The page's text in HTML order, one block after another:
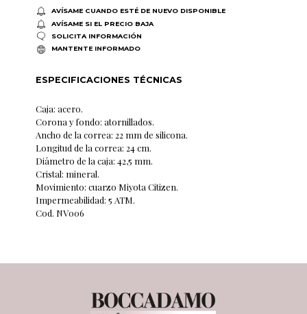
AVÍSAME CUANDO ESTÉ DE NUEVO DISPONIBLE
AVÍSAME SI EL PRECIO BAJA
SOLICITA INFORMACIÓN
MANTENTE INFORMADO
ESPECIFICACIONES TÉCNICAS
Caja: acero.
Corona y fondo: atornillados.
Ancho de la correa: 22 mm de silicona.
Longitud de la correa: 24 cm.
Diámetro de la caja: 42,5 mm.
Cristal: mineral.
Movimiento: cuarzo Miyota Citizen.
Impermeabilidad: 5 ATM.
Cod. NV006